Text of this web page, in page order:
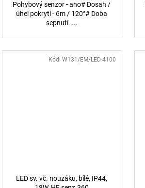
Pohybový senzor - ano# Dosah /
úhel pokrytí - 6m / 120°# Doba
sepnutí -...
LED sv. vč. nouzáku, bílé, IP44,
Kód:W131/EM/LED-4100